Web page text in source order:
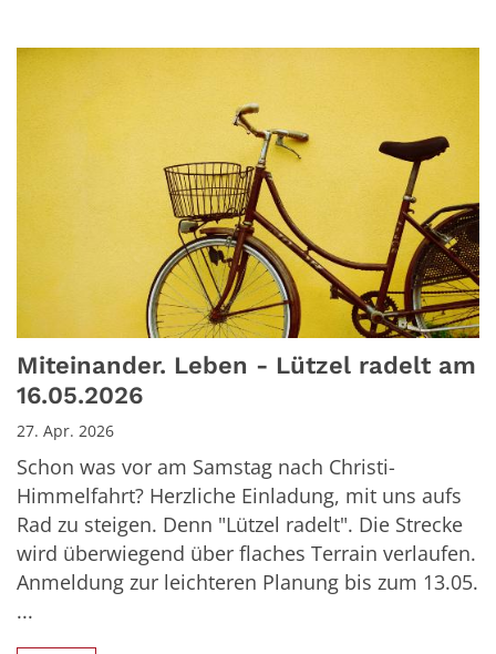
Miteinander. Leben - Lützel radelt am
16.05.2026
27. Apr. 2026
Schon was vor am Samstag nach Christi-
Himmelfahrt? Herzliche Einladung, mit uns aufs
Rad zu steigen. Denn "Lützel radelt". Die Strecke
wird überwiegend über flaches Terrain verlaufen.
Anmeldung zur leichteren Planung bis zum 13.05.
...